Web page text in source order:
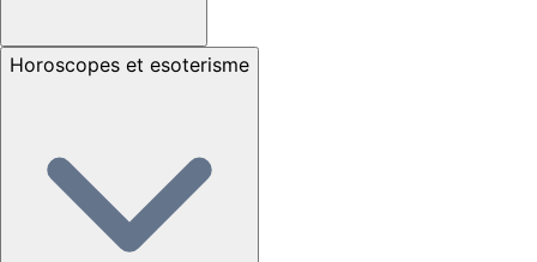
Horoscopes et esoterisme